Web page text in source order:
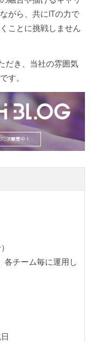
体テストを記述、実
いて、経営陣やマネ
社員にも公開されて
モブワークなど、ナ
ワーク（週3出社）
ている
がら、共にITの力で
ことに挑戦しません
だき、当社の雰囲気
す。
各チーム毎に運用し